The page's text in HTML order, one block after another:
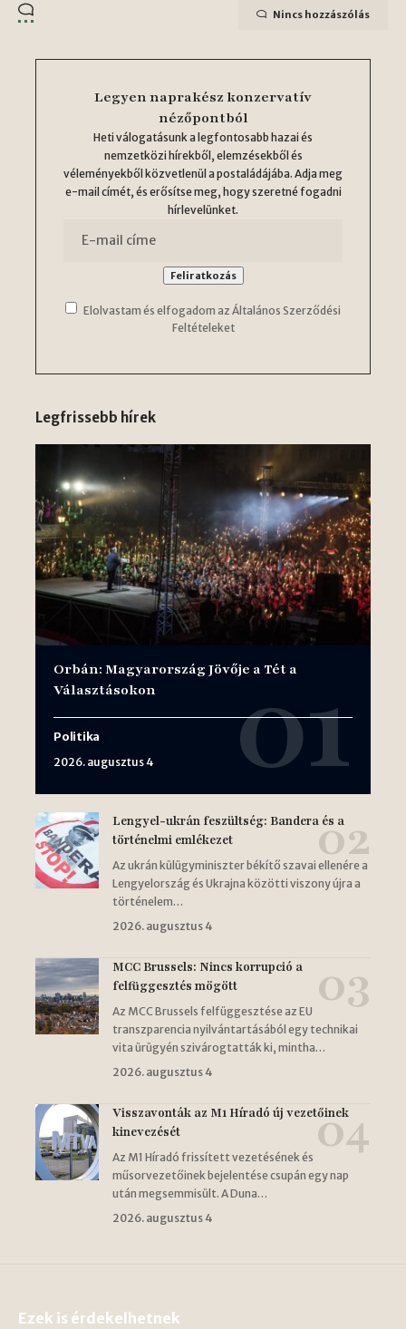
Nincs hozzászólás
Legyen naprakész konzervatív
nézőpontból
Heti válogatásunk a legfontosabb hazai és
nemzetközi hírekből, elemzésekből és
véleményekből közvetlenül a postaládájába. Adja meg
e-mail címét, és erősítse meg, hogy szeretné fogadni
hírlevelünket.
Elolvastam és elfogadom az Általános Szerződési
Feltételeket
Legfrissebb hírek
Orbán: Magyarország Jövője a Tét a
Választásokon
Politika
2026. augusztus 4
Lengyel-ukrán feszültség: Bandera és a
történelmi emlékezet
Az ukrán külügyminiszter békítő szavai ellenére a
Lengyelország és Ukrajna közötti viszony újra a
történelem…
2026. augusztus 4
MCC Brussels: Nincs korrupció a
felfüggesztés mögött
Az MCC Brussels felfüggesztése az EU
transzparencia nyilvántartásából egy technikai
vita ürügyén szivárogtatták ki, mintha…
2026. augusztus 4
Visszavonták az M1 Híradó új vezetőinek
kinevezését
Az M1 Híradó frissített vezetésének és
műsorvezetőinek bejelentése csupán egy nap
után megsemmisült. A Duna…
2026. augusztus 4
Ezek is érdekelhetnek